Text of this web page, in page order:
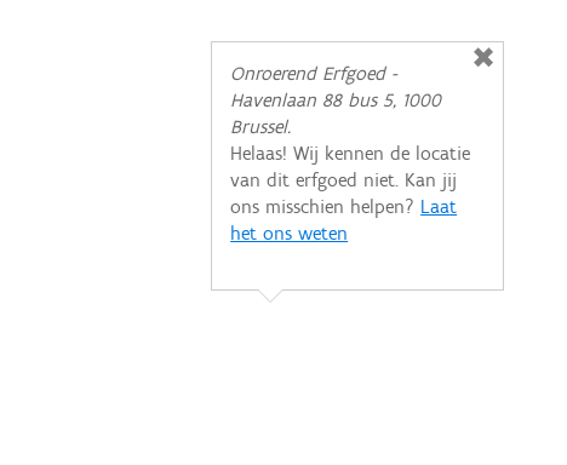
Onroerend Erfgoed -
Havenlaan 88 bus 5, 1000
Brussel.
Helaas! Wij kennen de locatie
van dit erfgoed niet. Kan jij
ons misschien helpen? Laat
het ons weten